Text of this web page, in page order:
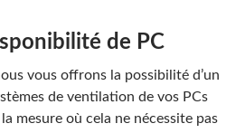
de PC
vous offrons la possibilité d’un
de ventilation de vos PCs
mesure où cela ne nécessite pas